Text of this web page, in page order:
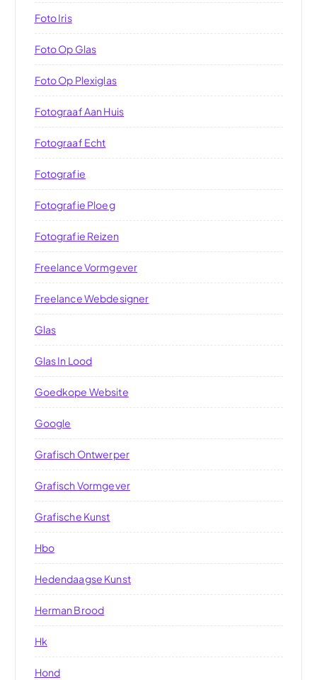
Foto Iris
Foto Op Glas
Foto Op Plexiglas
Fotograaf Aan Huis
Fotograaf Echt
Fotografie
Fotografie Ploeg
Fotografie Reizen
Freelance Vormgever
Freelance Webdesigner
Glas
Glas In Lood
Goedkope Website
Google
Grafisch Ontwerper
Grafisch Vormgever
Grafische Kunst
Hbo
Hedendaagse Kunst
Herman Brood
Hk
Hond